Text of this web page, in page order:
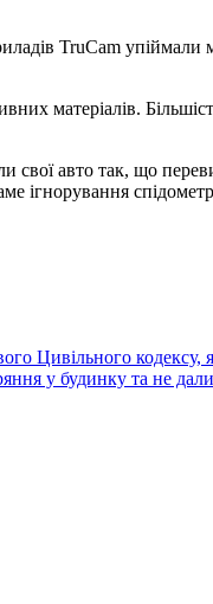
TruCam
матеріалів.
свої авто так, що
ігнорування
Цивільного
у будинку та не